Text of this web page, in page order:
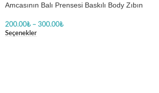
Amcasının Balı Prensesi Baskılı Body Zıbın
200.00₺ – 300.00₺
Seçenekler